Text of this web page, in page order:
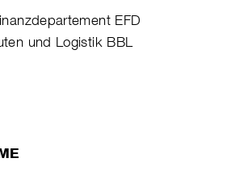
EFD
und Logistik BBL